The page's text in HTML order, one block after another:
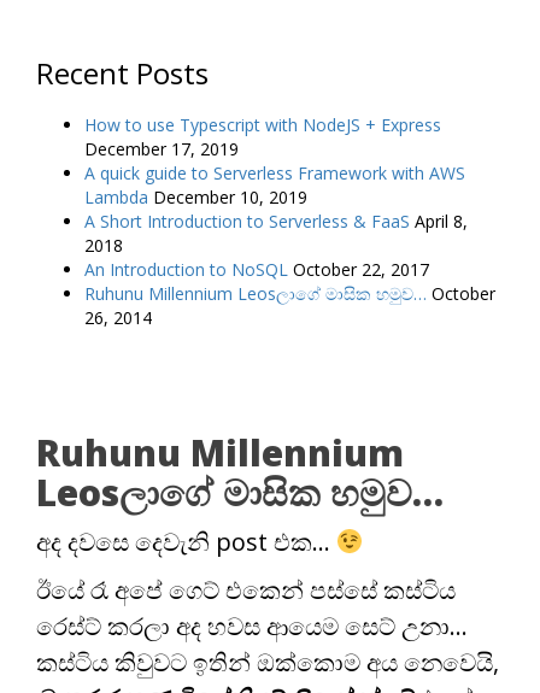
Recent Posts
How to use Typescript with NodeJS + Express
December 17, 2019
A quick guide to Serverless Framework with AWS
Lambda December 10, 2019
A Short Introduction to Serverless & FaaS April 8,
2018
An Introduction to NoSQL October 22, 2017
Ruhunu Millennium Leosලාගේ මාසික හමුව… October
26, 2014
Ruhunu Millennium
Leosලාගේ මාසික හමුව…
අද දවසෙ දෙවැනි post එක…
ඊයේ රෑ අපේ ගෙට් එකෙන් පස්සේ කස්ටිය
රෙස්ට් කරලා අද හවස ආයෙම සෙට් උනා…
කස්ටිය කිවුවට ඉතින් ඔක්කොම අය නෙවෙයි,